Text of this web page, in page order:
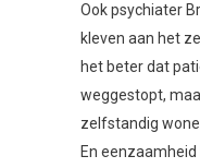
Ook psychiater
kleven aan het
het beter dat
weggestopt,
zelfstandig
En